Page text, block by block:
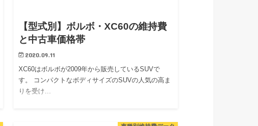
【型式別】ボルボ・XC60の維持費
と中古車価格帯
2020.09.11
XC60はボルボが2009年から販売しているSUVで
す。 コンパクトなボディサイズのSUVの人気の高ま
りを受け…